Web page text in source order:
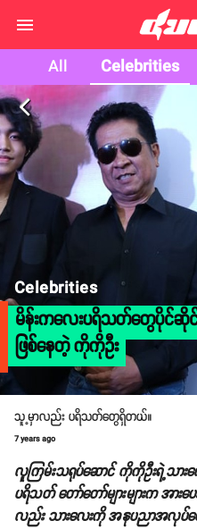
All Celebrities
arrow_back_ios
Celebrities
မိန်းကလေးပရိသတ်တွေပိုင်
ဖြစ်နေတဲ့ ကိုကိုဦး
သူ့မှာလည်း ပရိသတ်တွေရှိတယ်။
7 years ago
လူကြမ်းသရုပ်ဆောင် ကိုကိုဦးရဲ့သား
ပရိသတ် တော်တော်များများက အ
လည်း သားလေးကို အနုပညာအလုပ်တွ